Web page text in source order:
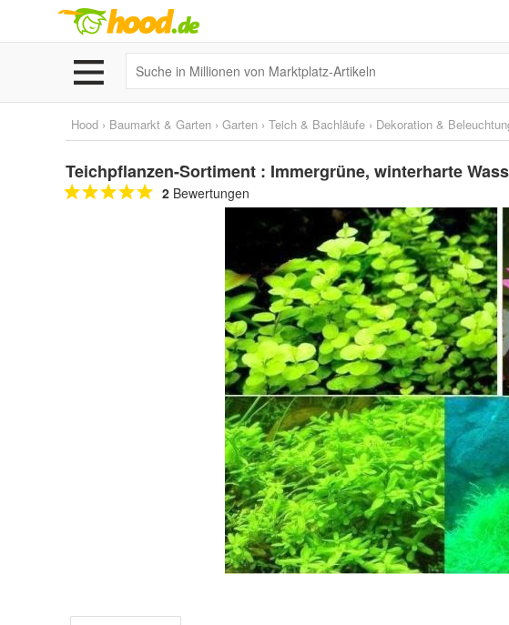
Hood › Baumarkt & Garten › Garten › Teich & Bachläufe › Dekoration &
Teichpflanzen-Sortiment : Immergrüne, winterharte
2 Bewertungen